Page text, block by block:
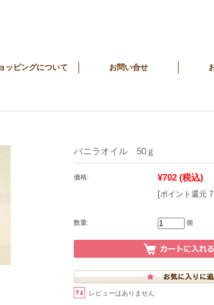
ッピングについて お問い合せ
バニラオイル 50ｇ
価格: ¥702 (税込)
[ポイント還元
数量: 個
レビューはありません